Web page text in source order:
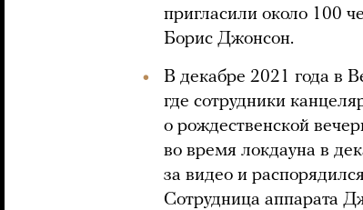
пригласили около 100
Борис Джонсон.
В декабре 2021 года в
где сотрудники
о рождественской
во время локдауна в
за видео и
Сотрудница аппарата